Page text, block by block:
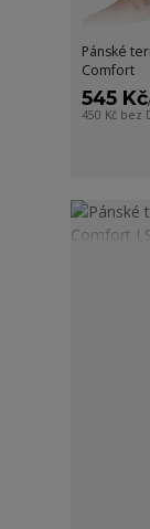
Pánské
Comfort
545 Kč
450 Kč bez